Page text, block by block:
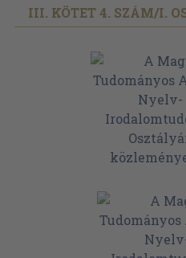
III. KÖTET 4. SZÁM/I.